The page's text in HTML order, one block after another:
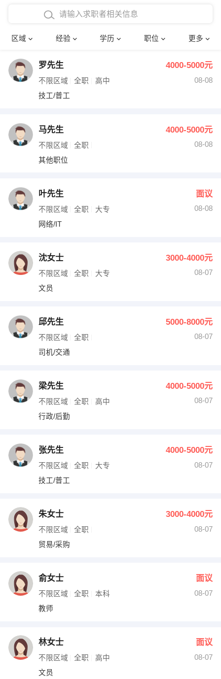
区域 经验 学历 职位 更多
在校学生工作经验
四年以上工作经验
五年以上工作经验
博士
文员 护士
财务会计
网络IT
收银员
水电/机修
编辑 法律
其他职位
确定
罗先生 4000-5000元
不限区域 全职 高中
08-08
技工/普工
马先生 4000-5000元
不限区域 全职
08-08
其他职位
叶先生 面议
不限区域 全职 大专
08-08
网络/IT
沈女士 3000-4000元
不限区域 全职 大专
08-07
文员
邱先生 5000-8000元
不限区域 全职
08-07
司机/交通
梁先生 4000-5000元
不限区域 全职 高中
08-07
行政/后勤
张先生 4000-5000元
不限区域 全职 大专
08-07
技工/普工
朱女士 3000-4000元
不限区域 全职
08-07
贸易/采购
俞女士 面议
不限区域 全职 本科
08-07
教师
林女士 面议
不限区域 全职 高中
08-07
文员